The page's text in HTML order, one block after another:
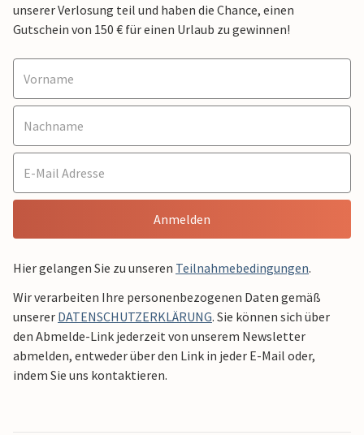
unserer Verlosung teil und haben die Chance, einen
Gutschein von 150 € für einen Urlaub zu gewinnen!
Anmelden
Hier gelangen Sie zu unseren Teilnahmebedingungen.
Wir verarbeiten Ihre personenbezogenen Daten gemäß
unserer DATENSCHUTZERKLÄRUNG. Sie können sich über
den Abmelde-Link jederzeit von unserem Newsletter
abmelden, entweder über den Link in jeder E-Mail oder,
indem Sie uns kontaktieren.